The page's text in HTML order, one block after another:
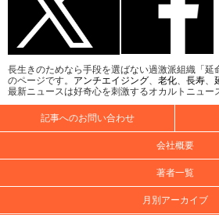
長生きのためなら手段を選ばない過激派組織「延
のページです。 アンチエイジング、 老化、 長寿、
最新ニュースは好奇心を刺激するオカルトニュー
記事へのお問い合わせ
会社概要
著者一覧
月別アーカイブ